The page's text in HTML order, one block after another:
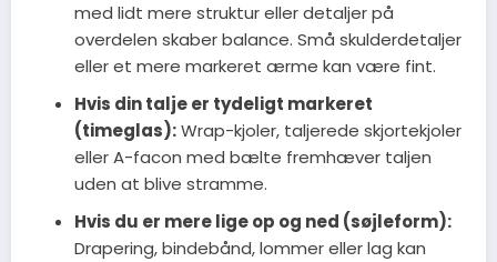
med lidt mere struktur eller detaljer på
overdelen skaber balance. Små skulderdetaljer
eller et mere markeret ærme kan være fint.
Hvis din talje er tydeligt markeret
(timeglas):Wrap-kjoler, taljerede skjortekjoler
eller A-facon med bælte fremhæver taljen
uden at blive stramme.
Hvis du er mere lige op og ned (søjleform):
Drapering, bindebånd, lommer eller lag kan